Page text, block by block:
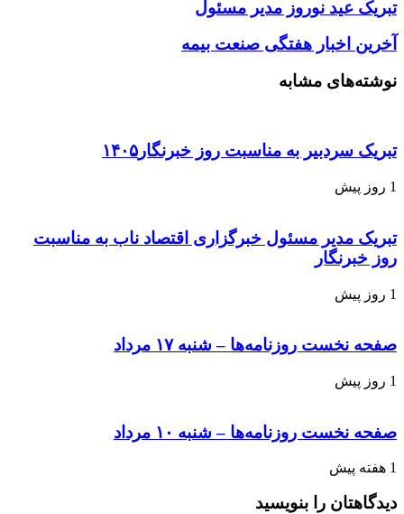
تبریک عید نوروز مدیر مسئول
آخرین اخبار هفتگی صنعت بیمه
نوشته‌های مشابه
تبریک سردبیر به مناسبت روز خبرنگار۱۴۰۵
1 روز پیش
تبریک مدیر مسئول خبرگزاری اقتصاد ناب به مناسبت
روز خبرنگار
1 روز پیش
صفحه نخست روزنامه‌ها – شنبه ۱۷ مرداد
1 روز پیش
صفحه نخست روزنامه‌ها – شنبه ۱۰ مرداد
1 هفته پیش
دیدگاهتان را بنویسید